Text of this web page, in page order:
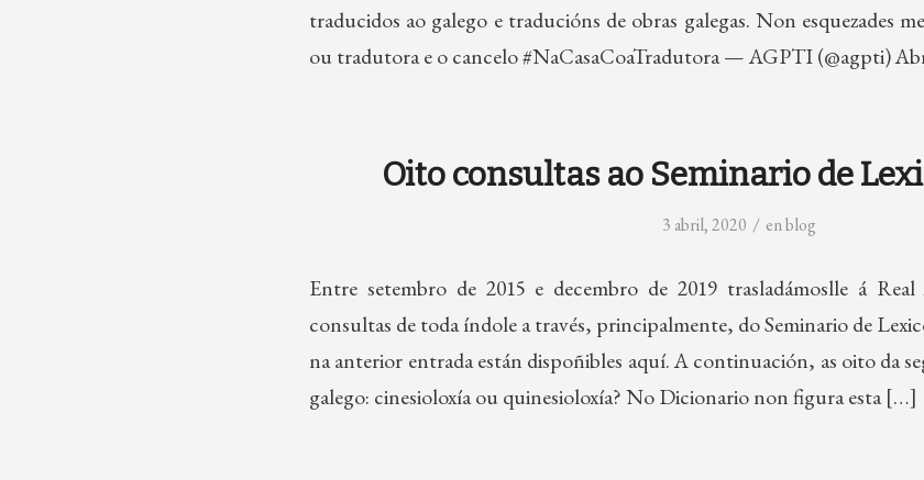
traducidos ao galego e traducións de obras galegas. Non esquezades
ou tradutora e o cancelo #NaCasaCoaTradutora — AGPTI (@agpti)
Oito consultas ao Seminario de
3 abril, 2020 / enblog
Entre setembro de 2015 e decembro de 2019 trasladámoslle á
consultas de toda índole a través, principalmente, do Seminario de
na anterior entrada están dispoñibles aquí. A continuación, as oito da
galego: cinesioloxía ou quinesioloxía? No Dicionario non figura esta […]